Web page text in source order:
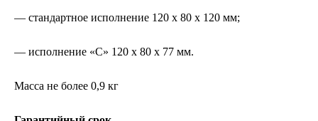
— стандартное исполнение 120 х 80 х 120 мм;
— исполнение «С» 120 х 80 х 77 мм.
Масса не более 0,9 кг